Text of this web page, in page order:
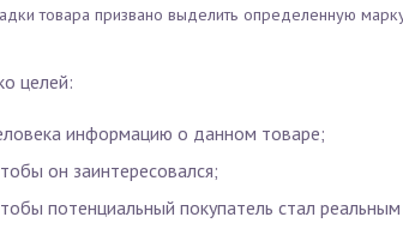
товара призвано выделить определенную
целей:
информацию о данном товаре;
он заинтересовался;
потенциальный покупатель стал реальным